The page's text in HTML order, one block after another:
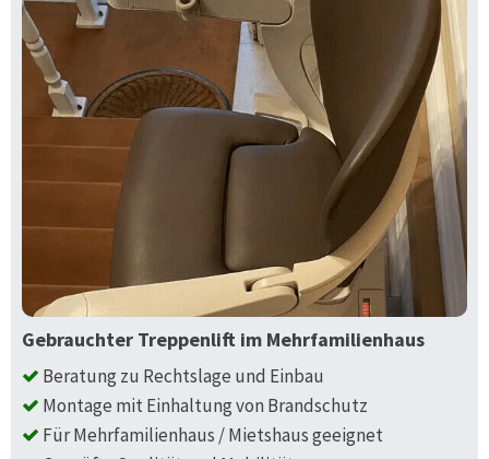
Gebrauchter Treppenlift im Mehrfamilienhaus
Beratung zu Rechtslage und Einbau
Montage mit Einhaltung von Brandschutz
Für Mehrfamilienhaus / Mietshaus geeignet